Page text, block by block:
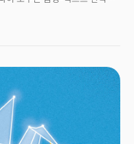
버전으로 송출한다는 점에서
성 전사 도구인 위스퍼
수의 팟캐스터와 제휴, 이들의
입니다.향후 수 주 안에는
다. 지아드 술탄(Ziad Sultan)
성 번역은 창작자의 목소리를
때보다 더 진정한 방식으로
힘을 제공한다”고 말했습니다.